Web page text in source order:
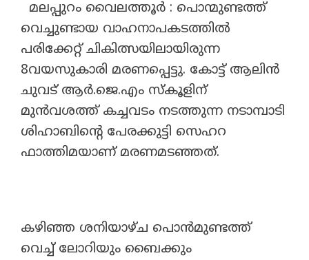
മലപ്പുറം വൈലത്തൂർ : പൊന്മുണ്ടത്ത്
വെച്ചുണ്ടായ വാഹനാപകടത്തിൽ
പരിക്കേറ്റ് ചികിത്സയിലായിരുന്ന
8വയസുകാരി മരണപ്പെട്ടു. കോട്ട് ആലിൻ
ചുവട് ആർ.ജെ.എം സ്കൂളിന്
മുൻവശത്ത് കച്ചവടം നടത്തുന്ന നടാമ്പാടി
ശിഹാബിന്റെ പേരക്കുട്ടി സെഹറ
ഫാത്തിമയാണ് മരണമടഞ്ഞത്.
കഴിഞ്ഞ ശനിയാഴ്ച പൊൻമുണ്ടത്ത്
വെച്ച് ലോറിയും ബൈക്കും